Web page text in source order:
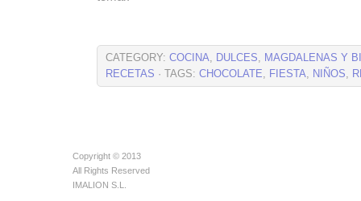
CATEGORY: COCINA, DULCES, MAGDALENAS Y
RECETAS · TAGS: CHOCOLATE, FIESTA, NIÑOS,
Copyright © 2013
All Rights Reserved
IMALION S.L.